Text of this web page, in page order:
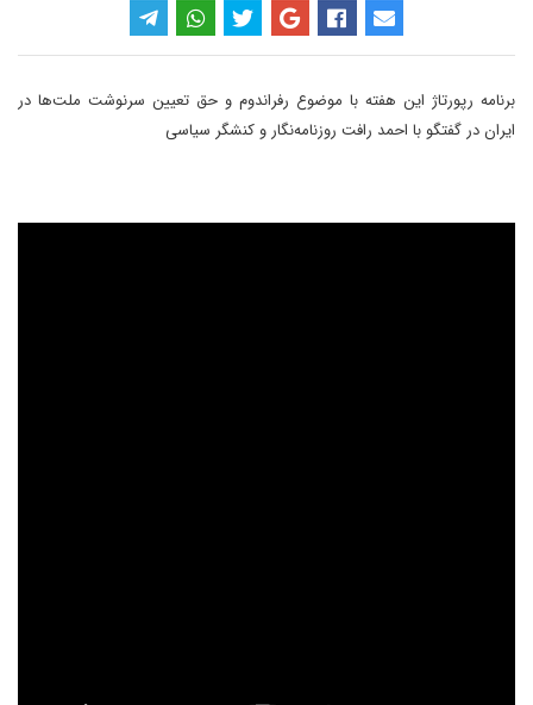
برنامه رپورتاژ این هفته با موضوع رفراندوم و حق تعیین سرنوشت ملت‌ها در
ایران در گفتگو با احمد رافت روزنامه‌نگار و کنشگر سیاسی